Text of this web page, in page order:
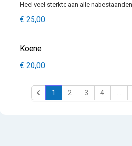
Heel veel sterkte aan alle nabestaanden
€ 25,00
Koene
€ 20,00
Previous
1 2 3 4